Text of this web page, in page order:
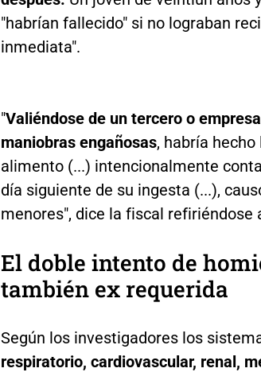
"habrían fallecido" si no lograban
inmediata".
"Valiéndose de un tercero o
maniobras engañosas, habría
alimento (...) intencionalmente
día siguiente de su ingesta (...),
menores", dice la fiscal refiriéndose
El doble intento de
también ex requerida
Según los investigadores los
respiratorio, cardiovascular, renal,